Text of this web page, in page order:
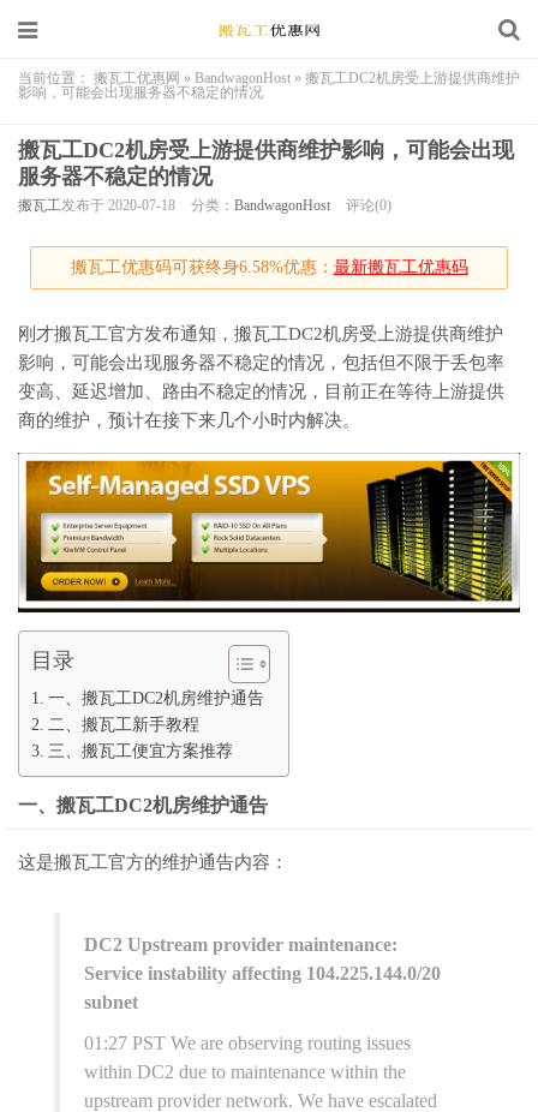
当前位置： 搬瓦工优惠网 » BandwagonHost » 搬瓦工DC2机房受上游提供商维护
影响，可能会出现服务器不稳定的情况
搬瓦工DC2机房受上游提供商维护影响，可能会出现
服务器不稳定的情况
搬瓦工发布于 2020-07-18 分类： BandwagonHost 评论(0)
搬瓦工优惠码可获终身6.58%优惠： 最新搬瓦工优惠码
刚才搬瓦工官方发布通知，搬瓦工DC2机房受上游提供商维护
影响，可能会出现服务器不稳定的情况，包括但不限于丢包率
变高、延迟增加、路由不稳定的情况，目前正在等待上游提供
商的维护，预计在接下来几个小时内解决。
目录
一、搬瓦工DC2机房维护通告
二、搬瓦工新手教程
三、搬瓦工便宜方案推荐
一、搬瓦工DC2机房维护通告
这是搬瓦工官方的维护通告内容：
DC2 Upstream provider maintenance:
Service instability affecting 104.225.144.0/20
subnet
01:27 PST We are observing routing issues
within DC2 due to maintenance within the
upstream provider network. We have escalated